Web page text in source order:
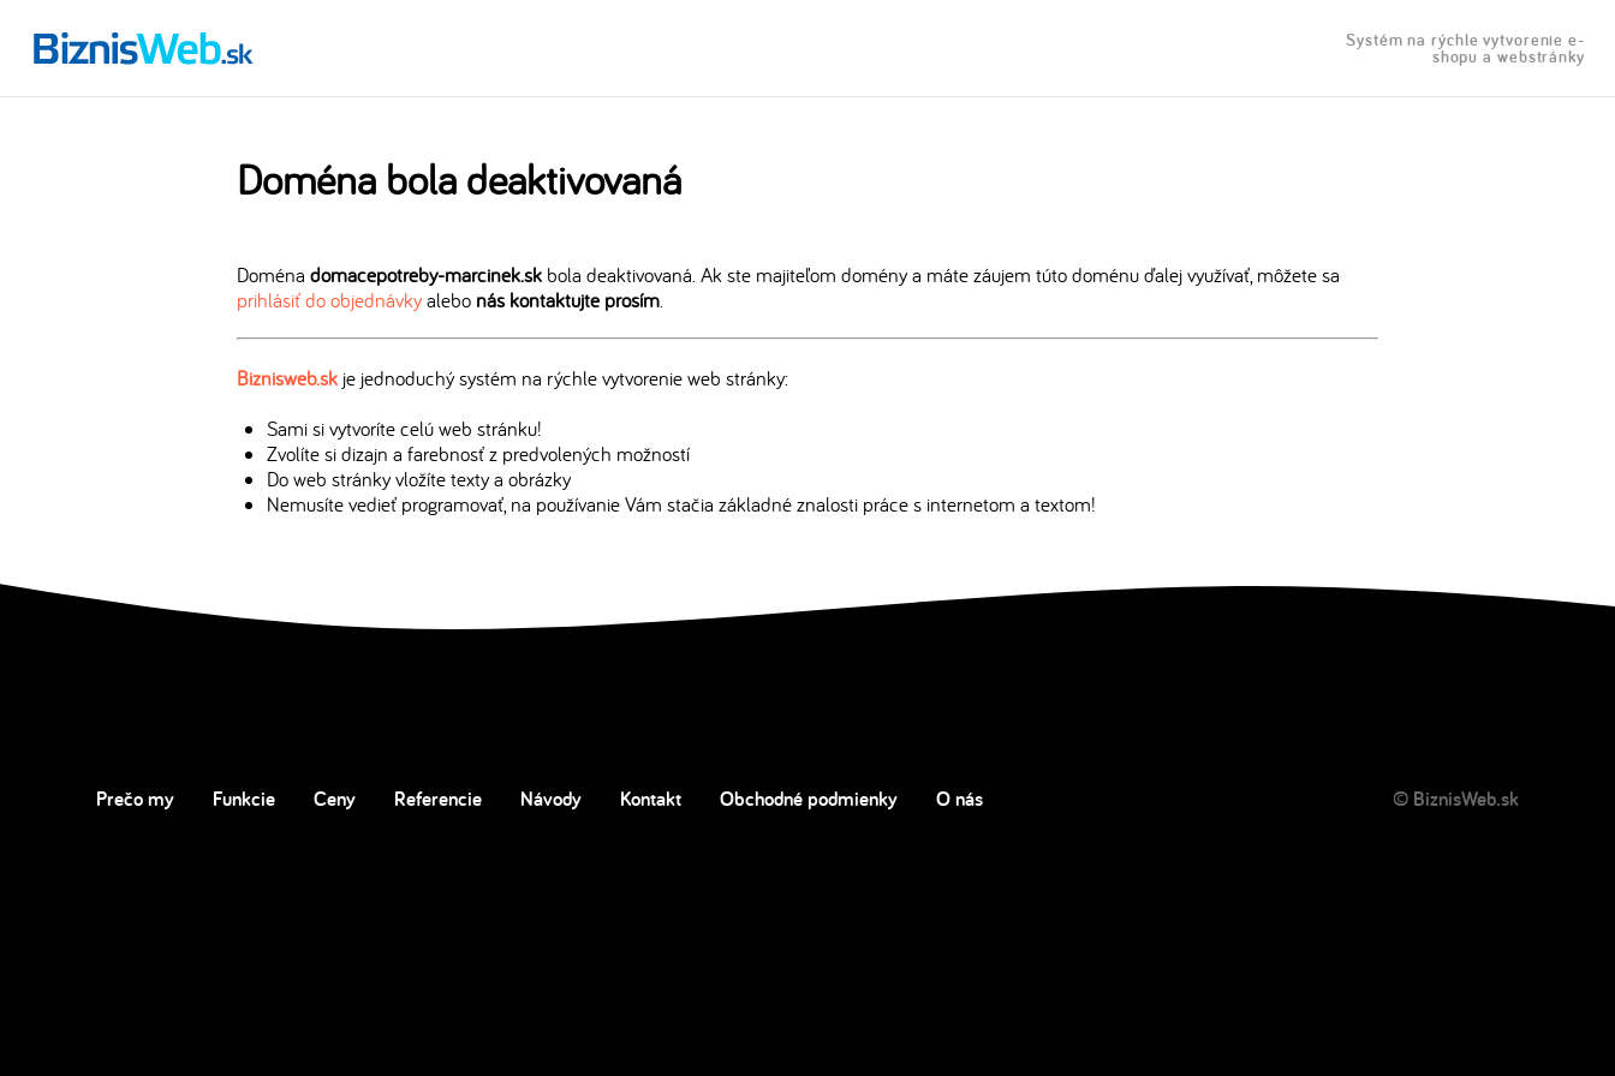
Systém na rýchle vytvorenie e-
shopu a webstránky
Doména bola deaktivovaná
Doména domacepotreby-marcinek.sk bola deaktivovaná. Ak ste majiteľom domény a máte záujem túto doménu ďalej využívať, môžete sa
prihlásiť do objednávkyalebo nás kontaktujte prosím
Biznisweb.sk je jednoduchý systém na rýchle vytvorenie web stránky:
Sami si vytvoríte celú web stránku!
Zvolíte si dizajn a farebnosť z predvolených možností
Do web stránky vložíte texty a obrázky
Nemusíte vedieť programovať, na používanie Vám stačia základné znalosti práce s internetom a textom!
Prečo my Funkcie Ceny Referencie Návody Kontakt Obchodné podmienky O nás © BiznisWeb.sk